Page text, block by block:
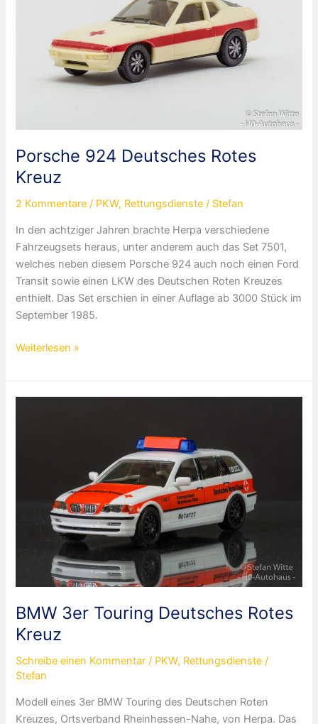
Porsche 924 Deutsches Rotes
Kreuz
2 Kommentare / PKW, Rettungsdienste / Stefan
In den achtziger Jahren brachte Herpa verschiedene
Fahrzeugsets heraus, unter anderem auch das Set 7501,
welches neben diesem Porsche 924 auch noch einen Ford
Transit sowie einen LKW des Deutschen Roten Kreuzes
enthielt. Das Set erschien in einer Auflage ab 3000 Stück im
September 1985.
Porsche
Rotes
Weiterlesen »
BMW 3er Touring Deutsches Rotes
Kreuz
Schreibe einen Kommentar / PKW, Rettungsdienste /
Stefan
Modell eines 3er BMW Touring des Deutschen Roten
Kreuzes, Ortsverband Rheinhessen-Nahe, von Herpa. Das